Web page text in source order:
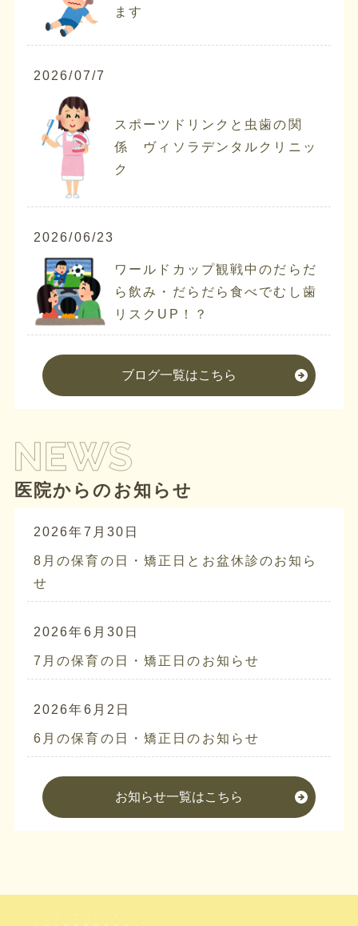
ます
2026/07/7
スポーツドリンクと虫歯の関
係 ヴィソラデンタルクリニッ
ク
2026/06/23
ワールドカップ観戦中のだらだ
ら飲み・だらだら食べでむし歯
リスクUP！？
ブログ一覧はこちら
医院からのお知らせ
2026年7月30日
8月の保育の日・矯正日とお盆休診のお知ら
せ
2026年6月30日
7月の保育の日・矯正日のお知らせ
2026年6月2日
6月の保育の日・矯正日のお知らせ
お知らせ一覧はこちら